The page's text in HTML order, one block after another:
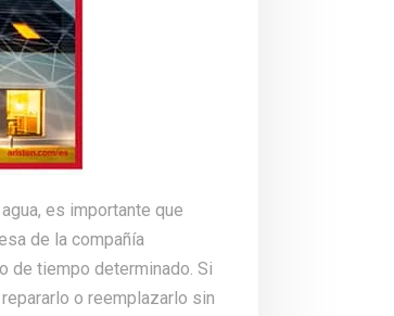
es importante que
de la compañía
de tiempo determinado. Si
o reemplazarlo sin